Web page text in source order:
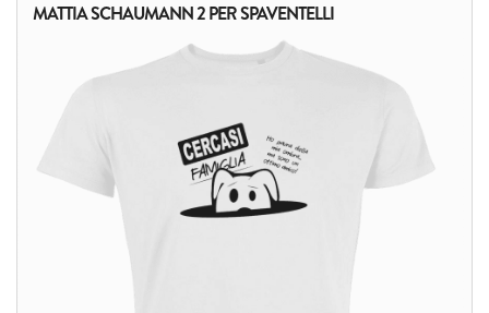
MATTIA SCHAUMANN 2 PER SPAVENTELLI